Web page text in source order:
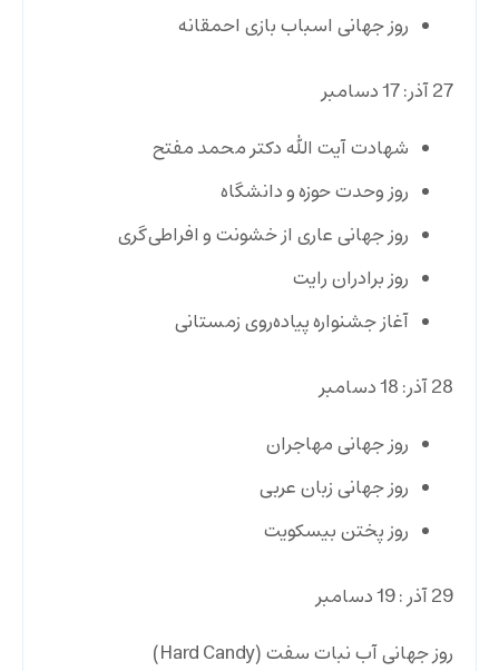
روز جهانی اسباب بازی احمقانه
27 آذر: 17 دسامبر
شهادت آیت ‌الله دکتر محمد مفتح
روز وحدت حوزه و دانشگاه
روز جهانی عاری از خشونت و افراطی‌گری
روز برادران رایت
آغاز جشنواره پیاده‌روی زمستانی
28 آذر: 18 دسامبر
روز جهانی مهاجران
روز جهانی زبان عربی
روز پختن بیسکویت
29 آذر : 19 دسامبر
روز جهانی آب نبات سفت (Hard Candy)